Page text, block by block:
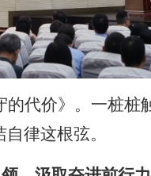
代价》。一桩桩
律这根弦。